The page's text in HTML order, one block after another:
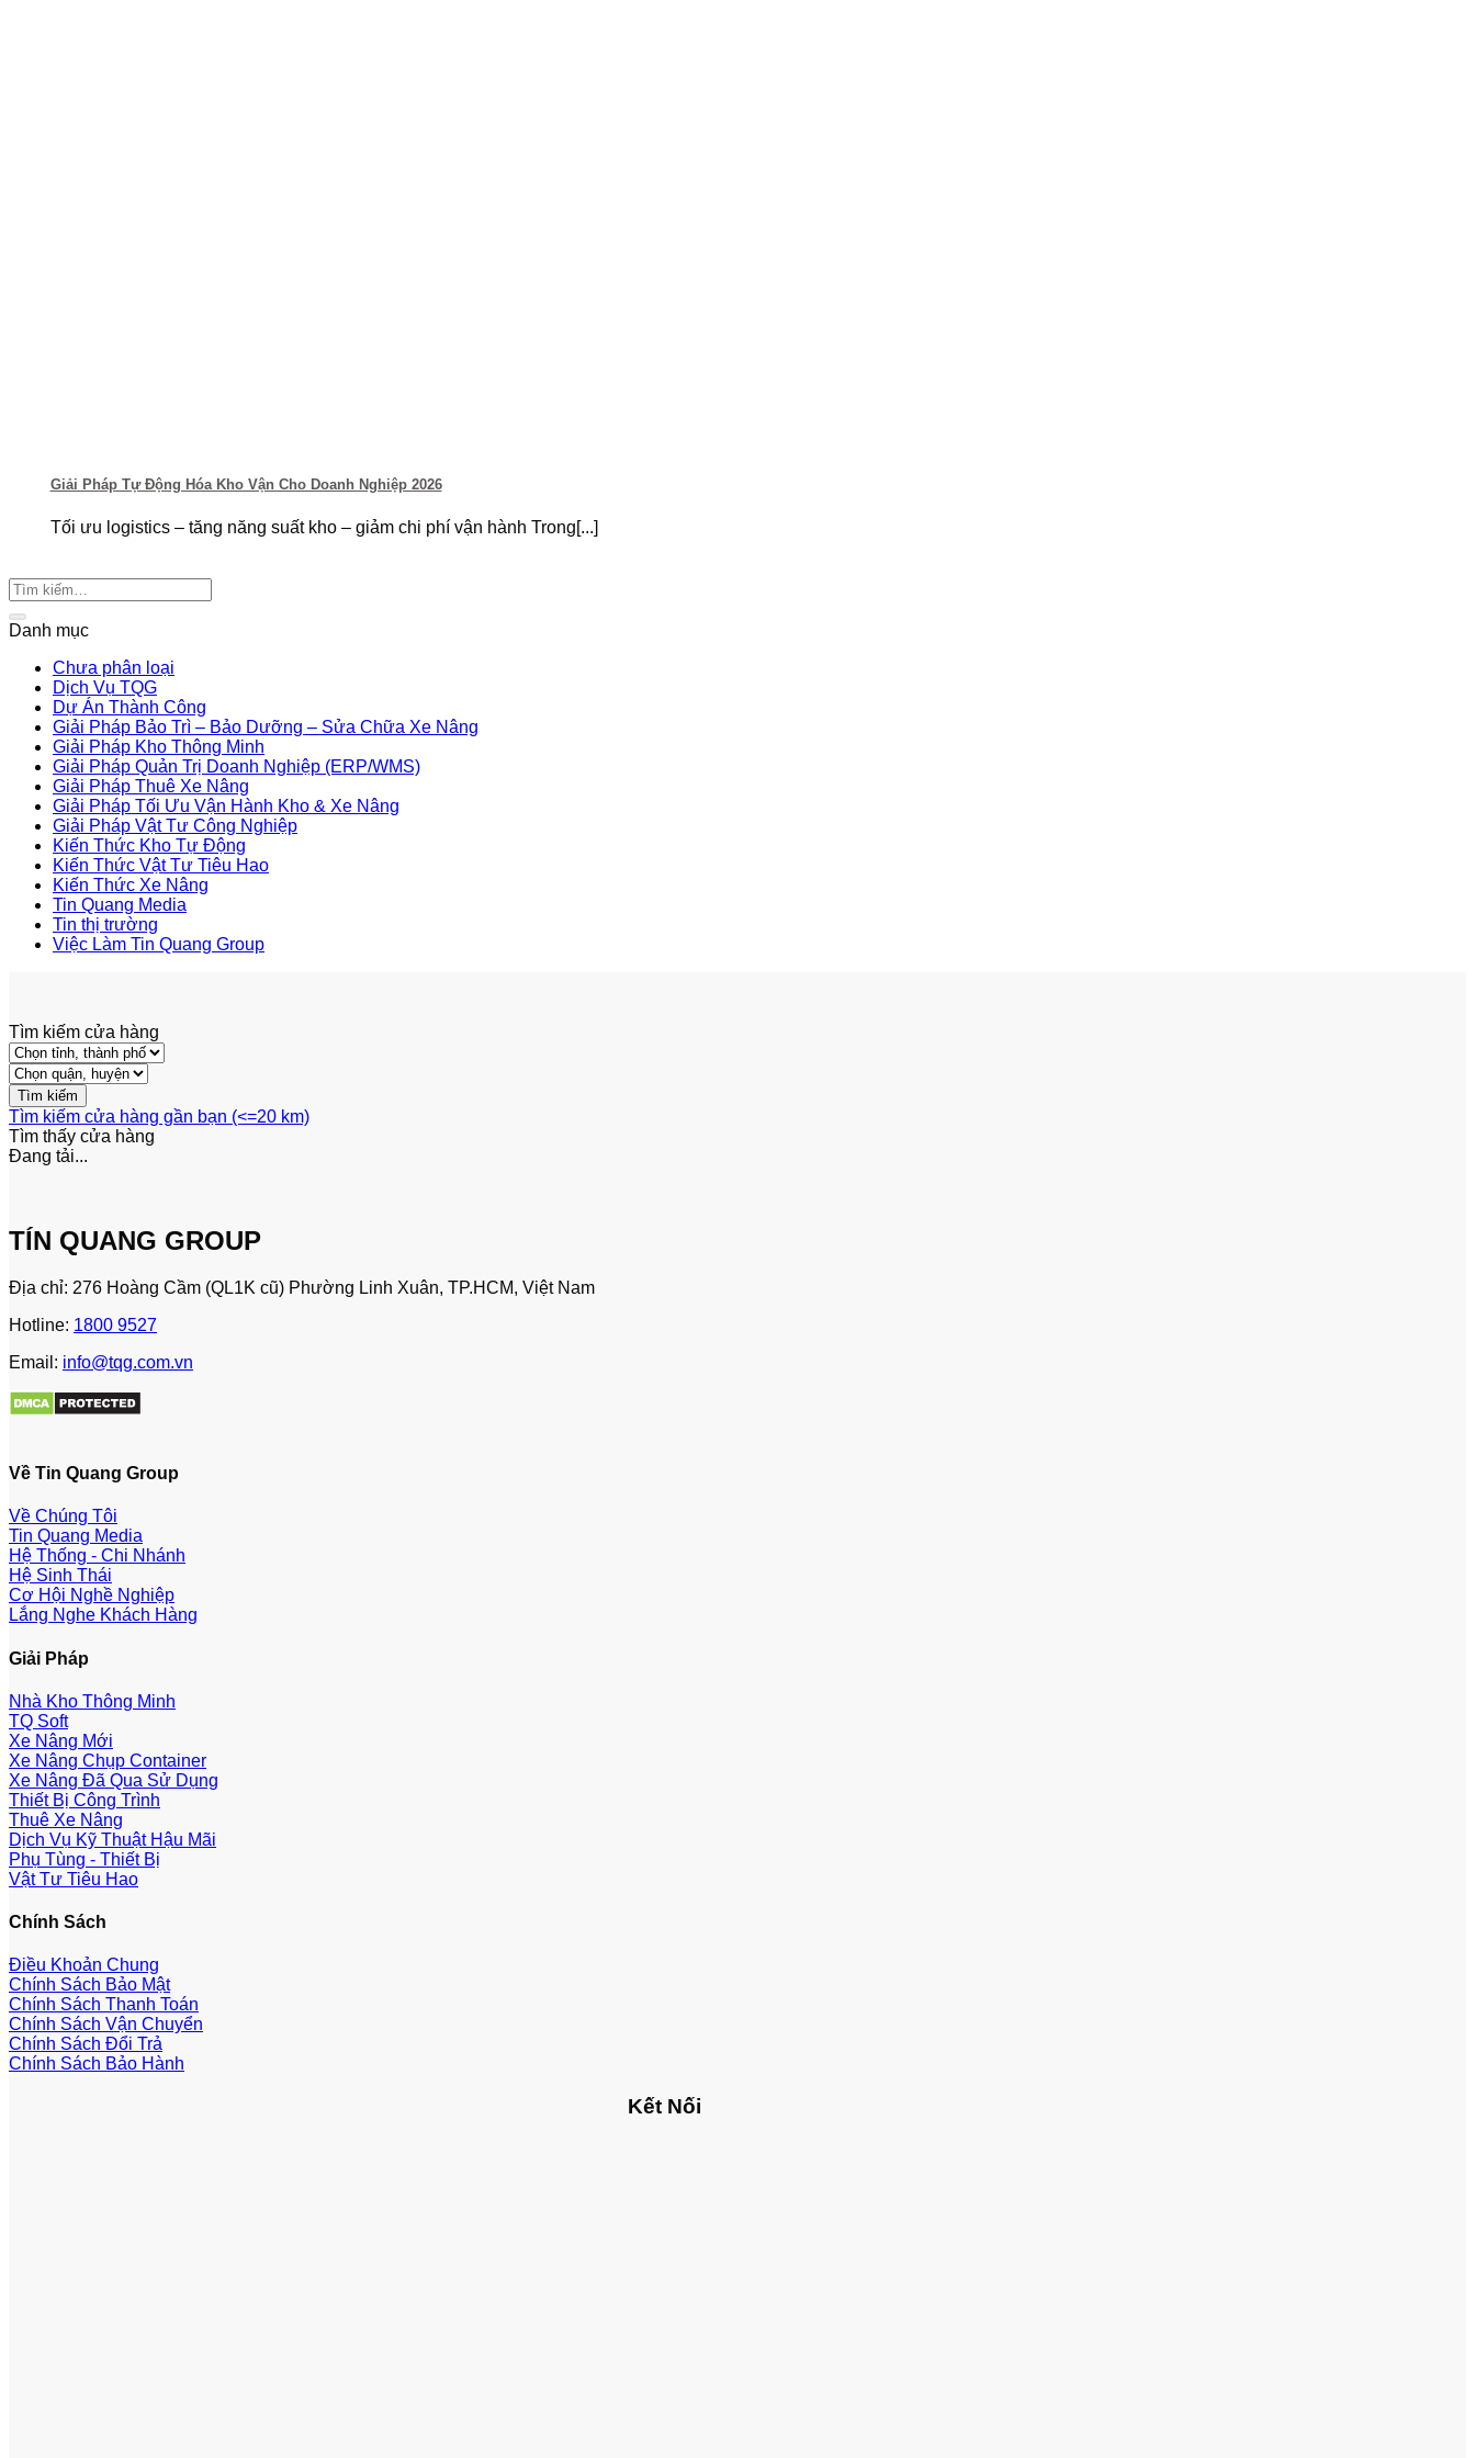
Giải Pháp Tự Động Hóa Kho Vận Cho Doanh Nghiệp 2026
Tối ưu logistics – tăng năng suất kho – giảm chi phí vận hành Trong[...]
Danh mục
Chưa phân loại
Dịch Vụ TQG
Dự Án Thành Công
Giải Pháp Bảo Trì – Bảo Dưỡng – Sửa Chữa Xe Nâng
Giải Pháp Kho Thông Minh
Giải Pháp Quản Trị Doanh Nghiệp (ERP/WMS)
Giải Pháp Thuê Xe Nâng
Giải Pháp Tối Ưu Vận Hành Kho & Xe Nâng
Giải Pháp Vật Tư Công Nghiệp
Kiến Thức Kho Tự Động
Kiến Thức Vật Tư Tiêu Hao
Kiến Thức Xe Nâng
Tin Quang Media
Tin thị trường
Việc Làm Tin Quang Group
Tìm kiếm cửa hàng
Tìm kiếm cửa hàng gần bạn (<=20 km)
Tìm thấy cửa hàng
Đang tải...
TÍN QUANG GROUP
Địa chỉ: 276 Hoàng Cầm (QL1K cũ) Phường Linh Xuân, TP.HCM, Việt Nam
Hotline: 1800 9527
Email: info@tqg.com.vn
Về Tin Quang Group
Về Chúng Tôi
Tin Quang Media
Hệ Thống - Chi Nhánh
Hệ Sinh Thái
Cơ Hội Nghề Nghiệp
Lắng Nghe Khách Hàng
Giải Pháp
Nhà Kho Thông Minh
TQ Soft
Xe Nâng Mới
Xe Nâng Chụp Container
Xe Nâng Đã Qua Sử Dụng
Thiết Bị Công Trình
Thuê Xe Nâng
Dịch Vụ Kỹ Thuật Hậu Mãi
Phụ Tùng - Thiết Bị
Vật Tư Tiêu Hao
Chính Sách
Điều Khoản Chung
Chính Sách Bảo Mật
Chính Sách Thanh Toán
Chính Sách Vận Chuyển
Chính Sách Đổi Trả
Chính Sách Bảo Hành
Kết Nối